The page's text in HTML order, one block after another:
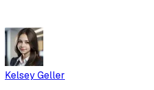
Kelsey Geller